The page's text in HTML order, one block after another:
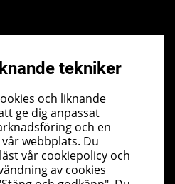
tekniker
och liknande
ge dig anpassat
och en
webbplats. Du
vår cookiepolicy och
av cookies